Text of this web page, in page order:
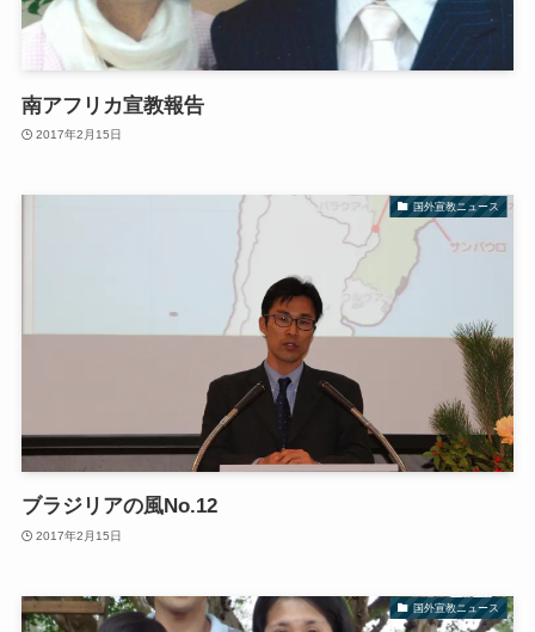
南アフリカ宣教報告
2017年2月15日
国外宣教ニュース
ブラジリアの風No.12
2017年2月15日
国外宣教ニュース